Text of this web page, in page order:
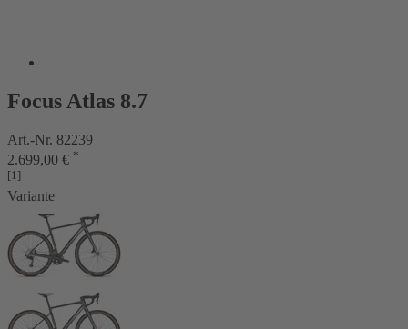
Focus Atlas 8.7
Art.-Nr. 82239
2.699,00 € *
[1]
Variante